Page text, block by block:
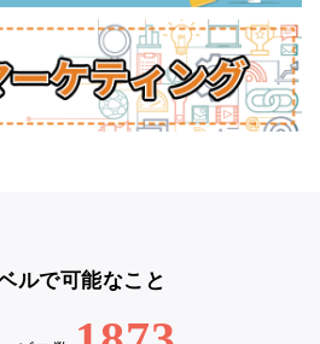
ルで可能なこと